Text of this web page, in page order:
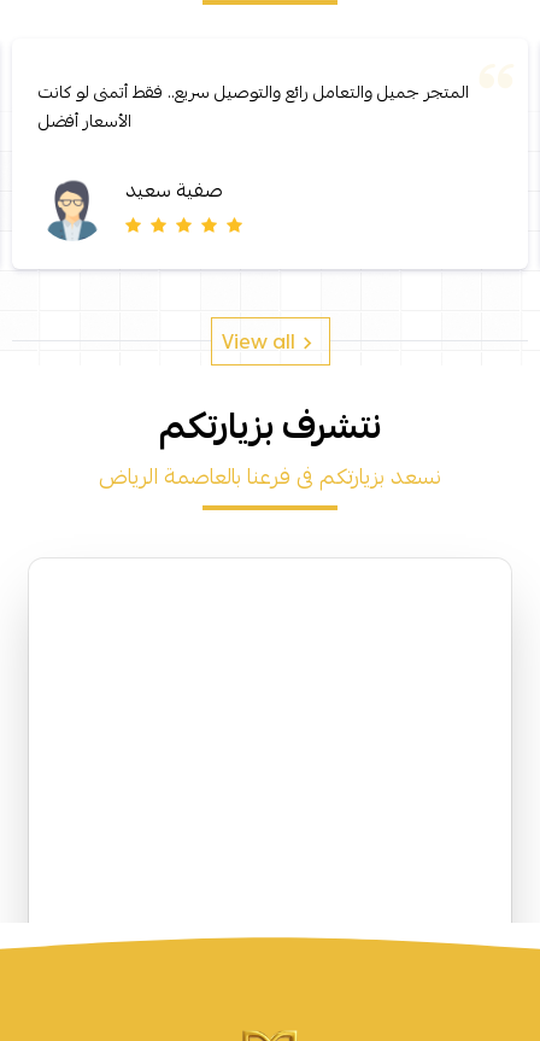
المتجر جميل والتعامل رائع والتوصيل سريع.. فقط أتمنى لو كانت
الأسعار أفضل
صفية سعيد
View all
نتشرف بزيارتكم
نسعد بزيارتكم فى فرعنا بالعاصمة الرياض